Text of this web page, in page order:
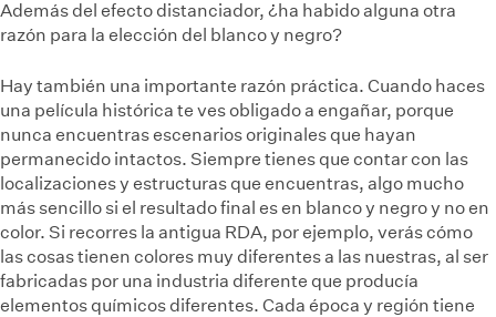
Además del efecto distanciador, ¿ha habido alguna otra
razón para la elección del blanco y negro?
Hay también una importante razón práctica. Cuando haces
una película histórica te ves obligado a engañar, porque
nunca encuentras escenarios originales que hayan
permanecido intactos. Siempre tienes que contar con las
localizaciones y estructuras que encuentras, algo mucho
más sencillo si el resultado final es en blanco y negro y no en
color. Si recorres la antigua RDA, por ejemplo, verás cómo
las cosas tienen colores muy diferentes a las nuestras, al ser
fabricadas por una industria diferente que producía
elementos químicos diferentes. Cada época y región tiene